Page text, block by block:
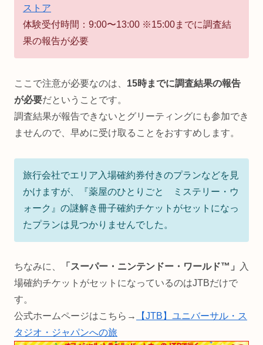
ストア
体験受付時間：9:00〜13:00 ※15:00までに調査結
果の報告が必要
ここで注意が必要なのは、 15時までに調査結果の報告
が必要だということです。
調査結果が報告できないとグリーティングにも参加でき
ませんので、早めに受け取ることをおすすめします。
旅行会社でエリア入場確約券付きのプランなどを見
かけますが、『薬屋のひとりごと ミステリー・ウ
ォーク』の謎解き冊子確約チケットがセットになっ
たプランは見つかりませんでした。
ちなみに、 「スーパー・ニンテンドー・ワールド™」
入
場確約チケットがセットになっているのはJTBだけで
す。
公式ホームページはこちら→
【JTB】ユニバーサル・ス
タジオ・ジャパンへの旅